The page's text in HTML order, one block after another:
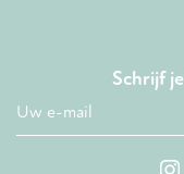
Schrijf